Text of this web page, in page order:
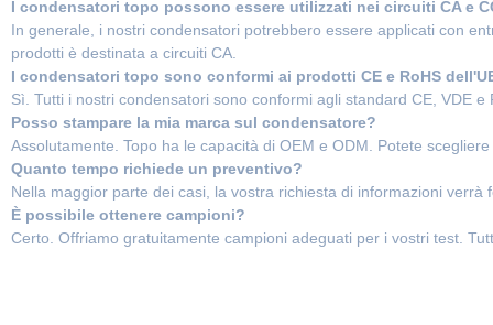
I condensatori topo possono essere utilizzati nei circuiti CA e
In generale, i nostri condensatori potrebbero essere applicati con
prodotti è destinata a circuiti CA.
I condensatori topo sono conformi ai prodotti CE e RoHS
Sì. Tutti i nostri condensatori sono conformi agli standard CE, VDE e
Posso stampare la mia marca sul condensatore?
Assolutamente. Topo ha le capacità di OEM e ODM. Potete
Quanto tempo richiede un preventivo?
Nella maggior parte dei casi, la vostra richiesta di informazioni
È possibile ottenere campioni?
Certo. Offriamo gratuitamente campioni adeguati per i vostri test.